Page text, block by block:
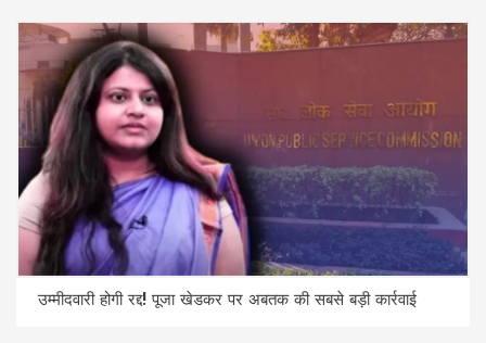
उम्मीदवारी होगी रद्द! पूजा खेडकर पर अबतक की सबसे बड़ी कार्रवाई